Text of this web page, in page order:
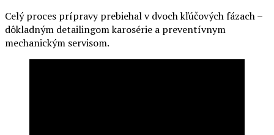
Celý proces prípravy prebiehal v dvoch kľúčových fázach –
dôkladným detailingom karosérie a preventívnym
mechanickým servisom.